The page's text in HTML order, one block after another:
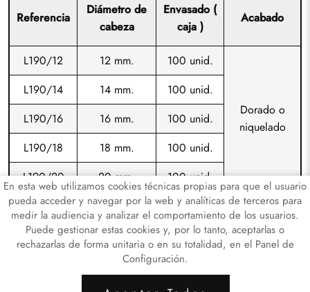
Referencia
Diámetro de
cabeza
Envasado (
caja )
Acabado
L190/12 12 mm. 100 unid.
Dorado o
niquelado
L190/14 14 mm.
100 unid.
L190/16
16 mm.
100 unid.
L190/18
18 mm.
100 unid.
L190/20
20 mm. 100 unid.
En esta web utilizamos cookies técnicas propias para que el usuario
pueda acceder y navegar por la web y analíticas de terceros para
medir la audiencia y analizar el comportamiento de los usuarios.
Puede gestionar estas cookies y, por lo tanto, aceptarlas o
rechazarlas de forma unitaria o en su totalidad, en el Panel de
Configuración.
ARTICULOS LATÓN ARTICULOS DE